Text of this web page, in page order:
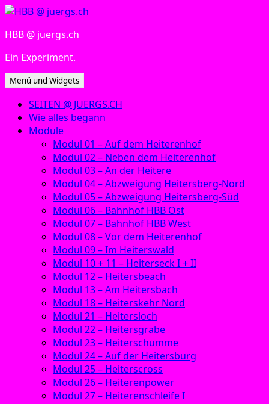
Zum
springen
HBB @ juergs.ch
Ein Experiment.
Menü und Widgets
SEITEN @ JUERGS.CH
Wie alles begann
Module
Modul 01 – Auf dem Heiterenhof
Modul 02 – Neben dem Heiterenhof
Modul 03 – An der Heitere
Modul 04 – Abzweigung Heitersberg-Nord
Modul 05 – Abzweigung Heitersberg-Süd
Modul 06 – Bahnhof HBB Ost
Modul 07 – Bahnhof HBB West
Modul 08 – Vor dem Heiterenhof
Modul 09 – Im Heiterswald
Modul 10 + 11 – Heiterseck I + II
Modul 12 – Heitersbeach
Modul 13 – Am Heitersbach
Modul 18 – Heiterskehr Nord
Modul 21 – Heitersloch
Modul 22 – Heitersgrabe
Modul 23 – Heiterschumme
Modul 24 – Auf der Heitersburg
Modul 25 – Heiterscross
Modul 26 – Heiterenpower
Modul 27 – Heiterenschleife I